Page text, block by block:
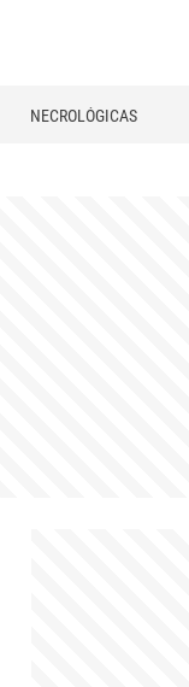
NECROLÓGICAS